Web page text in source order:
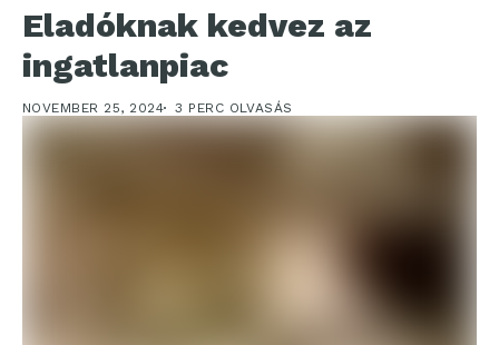
Eladóknak kedvez az
ingatlanpiac
NOVEMBER 25, 2024 3 PERC OLVASÁS